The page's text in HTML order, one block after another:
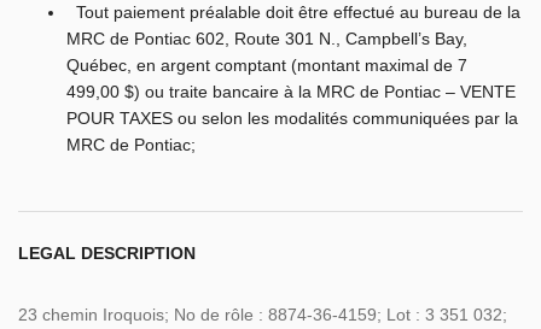
Tout paiement préalable doit être effectué au bureau de la
MRC de Pontiac 602, Route 301 N., Campbell’s Bay,
Québec, en argent comptant (montant maximal de 7
499,00 $) ou traite bancaire à la MRC de Pontiac – VENTE
POUR TAXES ou selon les modalités communiquées par la
MRC de Pontiac;
LEGAL DESCRIPTION
23 chemin Iroquois; No de rôle : 8874-36-4159; Lot : 3 351 032;